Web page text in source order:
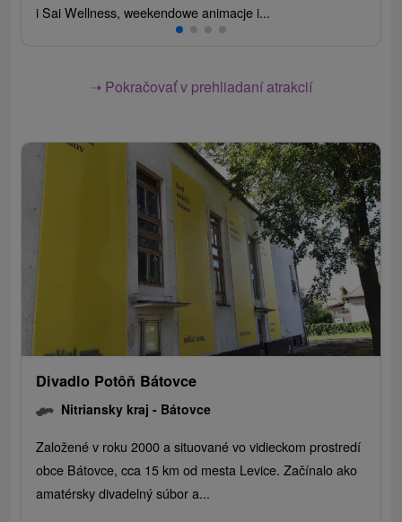
i Sai Wellness, weekendowe animacje i...
➝ Pokračovať v prehliadaní atrakcií
Divadlo Potôň Bátovce
Nitriansky kraj - Bátovce
Založené v roku 2000 a situované vo vidieckom prostredí
obce Bátovce, cca 15 km od mesta Levice. Začínalo ako
amatérsky divadelný súbor a...